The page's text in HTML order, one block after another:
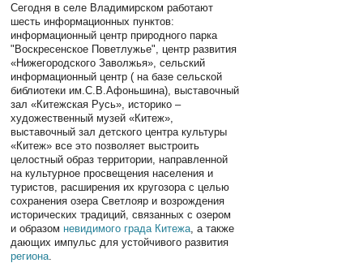
Сегодня в селе Владимирском работают
шесть информационных пунктов:
информационный центр природного парка
"Воскресенское Поветлужье", центр развития
«Нижегородского Заволжья», сельский
информационный центр ( на базе сельской
библиотеки им.С.В.Афоньшина), выставочный
зал «Китежская Русь», историко –
художественный музей «Китеж»,
выставочный зал детского центра культуры
«Китеж» все это позволяет выстроить
целостный образ территории, направленной
на культурное просвещения населения и
туристов, расширения их кругозора с целью
сохранения озера Светлояр и возрождения
исторических традиций, связанных с озером
и образом невидимого града Китежа , а также
дающих импульс для устойчивого развития
региона